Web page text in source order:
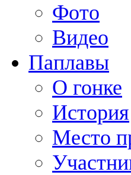
Фото
Видео
Паплавы
О гонке
История
Место